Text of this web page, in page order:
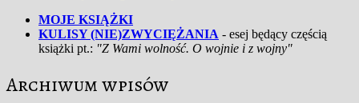
MOJE KSIĄŻKI
KULISY (NIE)ZWYCIĘŻANIA - esej będący częścią
książki pt.: "Z Wami wolność. O wojnie i z wojny"
Archiwum wpisów